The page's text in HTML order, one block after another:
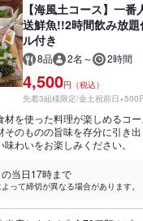
【海風土コース】一
送鮮魚!!2時間飲み放
ル付き
8品 2名～ 2時間
4,500円（税込）
先着3組様限定/金土祝前日+500
材を使った料理が楽しめるコ
のものの旨味を存分に引き出
わいをお楽しみください。
当日17時まで
って締切が異なる場合があります。